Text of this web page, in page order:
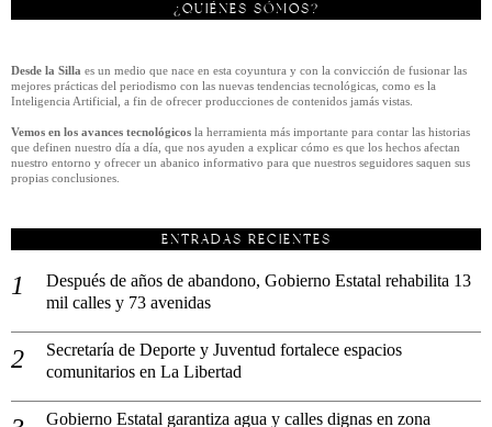
¿QUIÉNES SÓMOS?
Desde la Silla es un medio que nace en esta coyuntura y con la convicción de fusionar las
mejores prácticas del periodismo con las nuevas tendencias tecnológicas, como es la
Inteligencia Artificial, a fin de ofrecer producciones de contenidos jamás vistas.
Vemos en los avances tecnológicos la herramienta más importante para contar las historias
que definen nuestro día a día, que nos ayuden a explicar cómo es que los hechos afectan
nuestro entorno y ofrecer un abanico informativo para que nuestros seguidores saquen sus
propias conclusiones.
ENTRADAS RECIENTES
Después de años de abandono, Gobierno Estatal rehabilita 13
mil calles y 73 avenidas
Secretaría de Deporte y Juventud fortalece espacios
comunitarios en La Libertad
Gobierno Estatal garantiza agua y calles dignas en zona